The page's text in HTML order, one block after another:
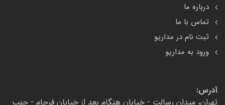
درباره ما
تماس با ما
ثبت نام در مداریو
ورود به مداریو
آدرس:
تهران، میدان رسالت - خیابان هنگام بعد از خیابان فرجام - جنب